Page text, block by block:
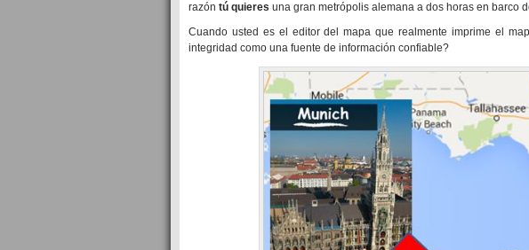
razón tú quieres una gran metrópolis alemana a dos horas en barco
Cuando usted es el editor del mapa que realmente imprime el
integridad como una fuente de información confiable?